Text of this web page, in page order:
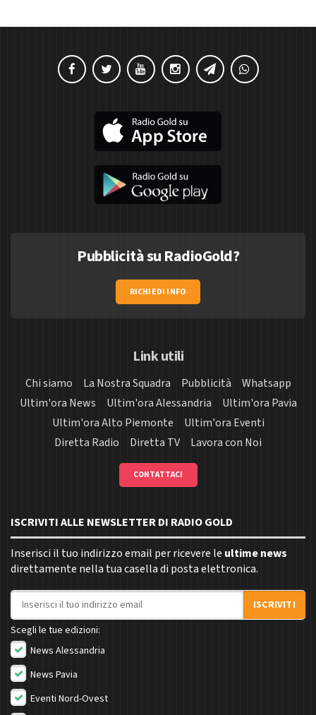
Pubblicità su RadioGold?
RICHIEDI INFO
Link utili
Chi siamo La Nostra Squadra Pubblicità
Whatsapp
Ultim'ora News
Ultim'ora Alessandria
Ultim'ora Pavia
Ultim'ora Alto Piemonte
Ultim'ora Eventi
Diretta Radio
Diretta TV Lavora con Noi
CONTATTACI
ISCRIVITI ALLE NEWSLETTER DI RADIO GOLD
Inserisci il tuo indirizzo email per ricevere le ultime news
direttamente nella tua casella di posta elettronica.
Indirizzo email
ISCRIVITI
Scegli le tue edizioni:
News Alessandria
News Pavia
Eventi Nord-Ovest